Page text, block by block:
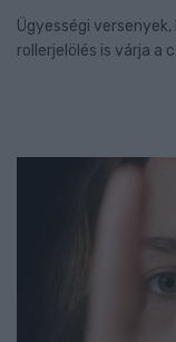
Ügyességi
rollerjelölés is várja a